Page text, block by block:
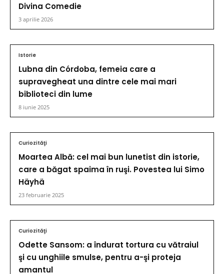
Divina Comedie
3 aprilie 2026
Istorie
Lubna din Córdoba, femeia care a
supravegheat una dintre cele mai mari
biblioteci din lume
8 iunie 2025
Curiozităţi
Moartea Albă: cel mai bun lunetist din istorie,
care a băgat spaima în ruşi. Povestea lui Simo
Häyhä
23 februarie 2025
Curiozităţi
Odette Sansom: a îndurat tortura cu vătraiul
şi cu unghiile smulse, pentru a-şi proteja
amantul